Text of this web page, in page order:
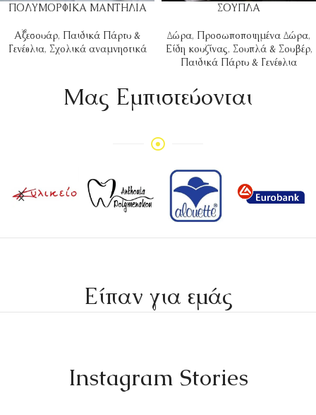
ΠΟΛΥΜΟΡΦΙΚΑ ΜΑΝΤΗΛΙΑ
Αξεσουάρ, Παιδικά Πάρτυ &
Γενέθλια, Σχολικά αναμνηστικά
ΣΟΥΠΛΑ
Δώρα, Προσωποποιημένα Δώρα,
Είδη κουζίνας, Σουπλά & Σουβέρ,
Παιδικά Πάρτυ & Γενέθλια
Mας Εμπιστεύονται
Είπαν για εμάς
Instagram Stories